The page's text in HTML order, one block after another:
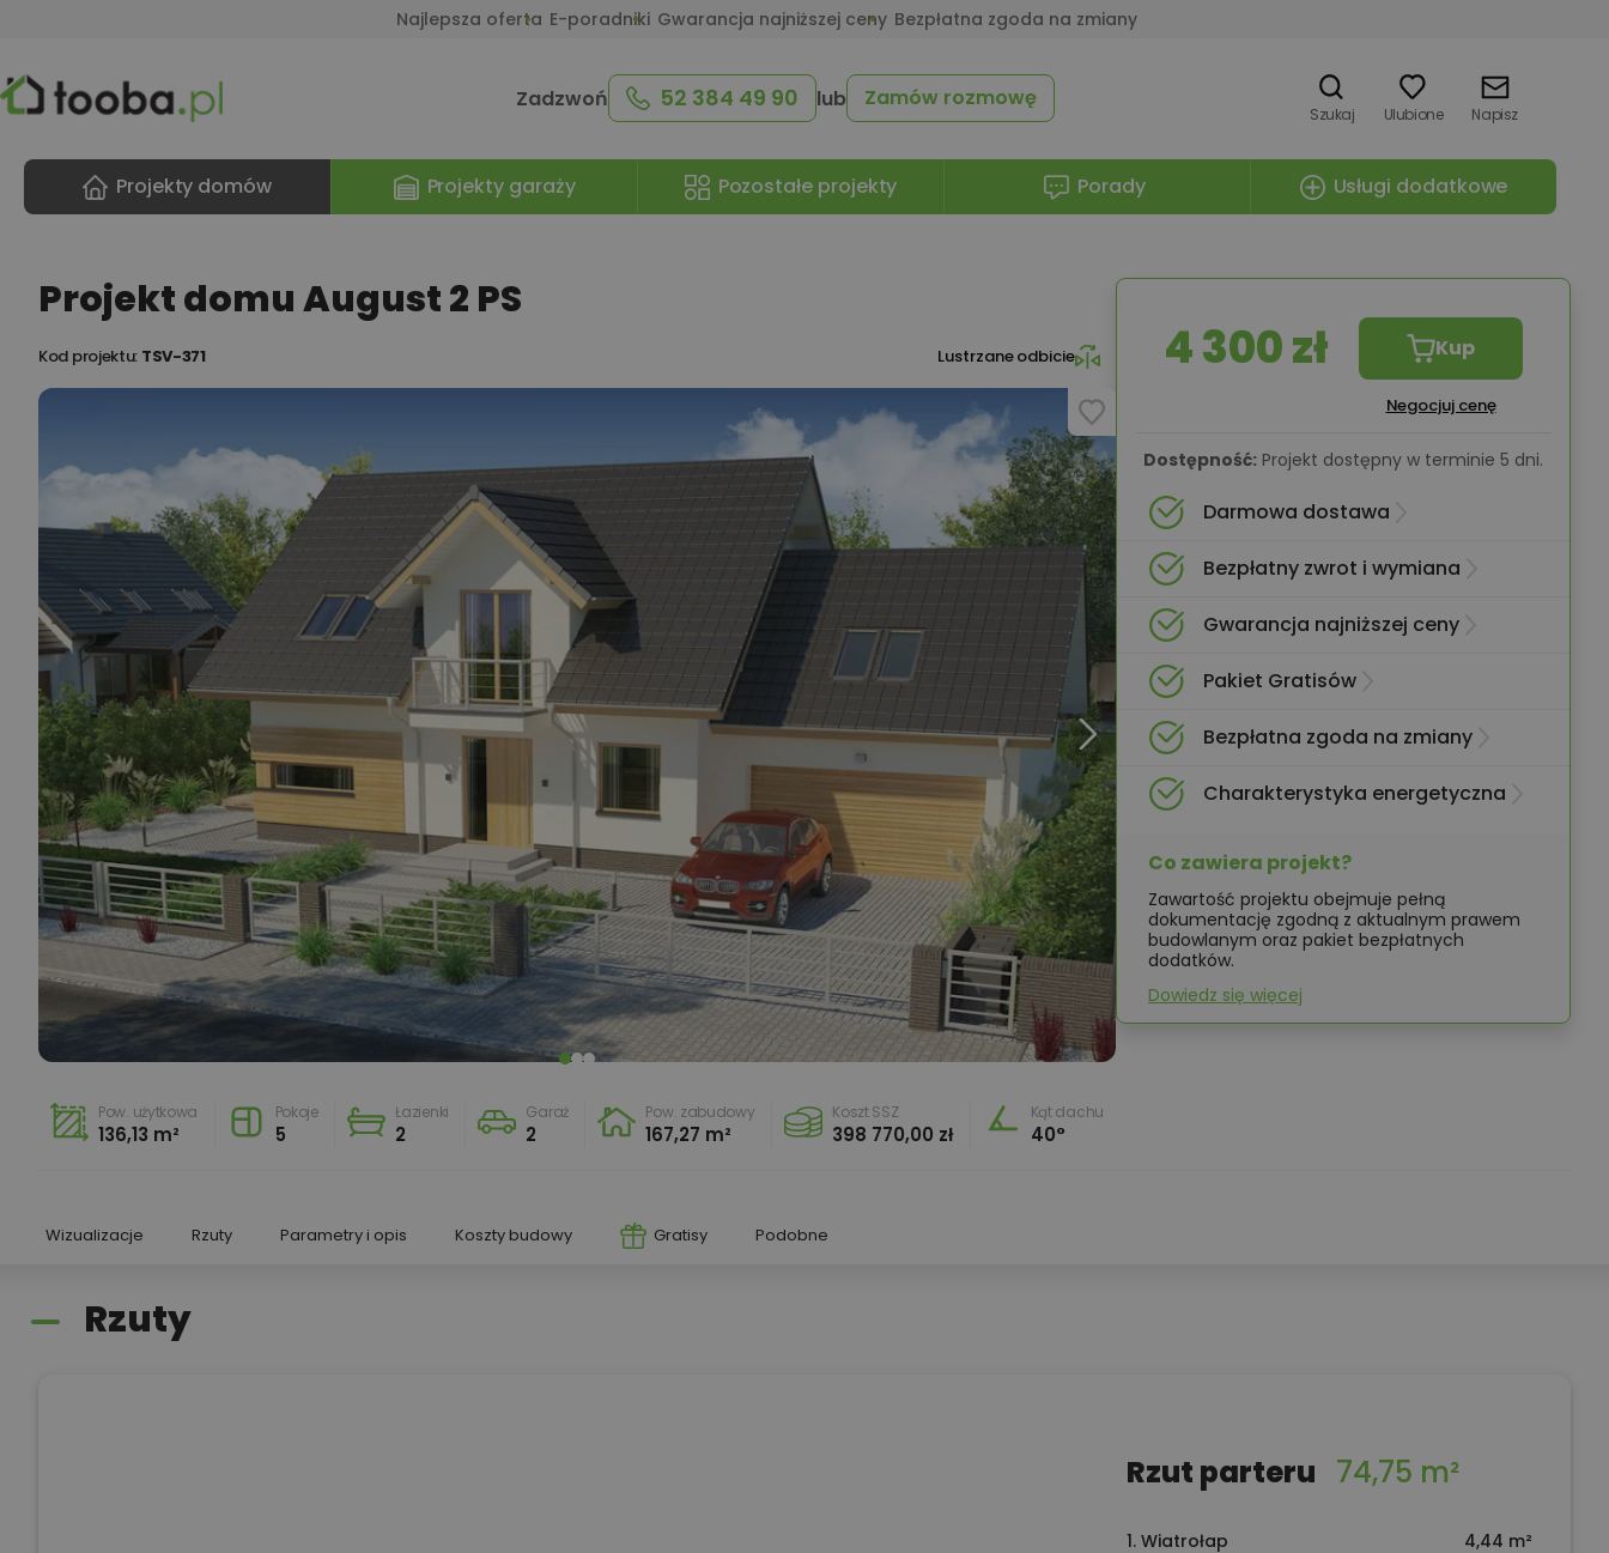
Najlepsza oferta E-poradniki Gwarancja najniższej ceny Bezpłatna zgoda na zmiany
Zadzwoń 52 384 49 90 lub Zamów rozmowę
Szukaj Ulubione Napisz
Projekty domów Projekty garaży Pozostałe projekty Porady Usługi dodatkowe
Projekt domu August 2 PS
Kod projektu: TSV-371 Lustrzane odbicie
Pow. użytkowa
136,13 m²
Pokoje
5
Łazienki
2
Garaż
2
Pow. zabudowy
167,27 m²
Koszt SSZ
398 770,00 zł
Kąt dachu
40°
4 300 zł Kup
Negocjuj cenę
Dostępność: Projekt dostępny w terminie 5 dni.
Darmowa dostawa
Bezpłatny zwrot i wymiana
Gwarancja najniższej ceny
Pakiet Gratisów
Bezpłatna zgoda na zmiany
Charakterystyka energetyczna
Co zawiera projekt?
Zawartość projektu obejmuje pełną
dokumentację zgodną z aktualnym prawem
budowlanym oraz pakiet bezpłatnych
dodatków.
Dowiedz się więcej
Wizualizacje Rzuty Parametry i opis Koszty budowy Gratisy Podobne
Rzuty
Rzut parteru 74,75 m²
1. Wiatrołap
4,44 m²